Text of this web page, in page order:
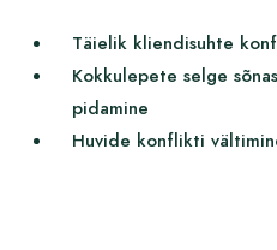
Täielik kliendisuhte
Kokkulepete selge
pidamine
Huvide konflikti